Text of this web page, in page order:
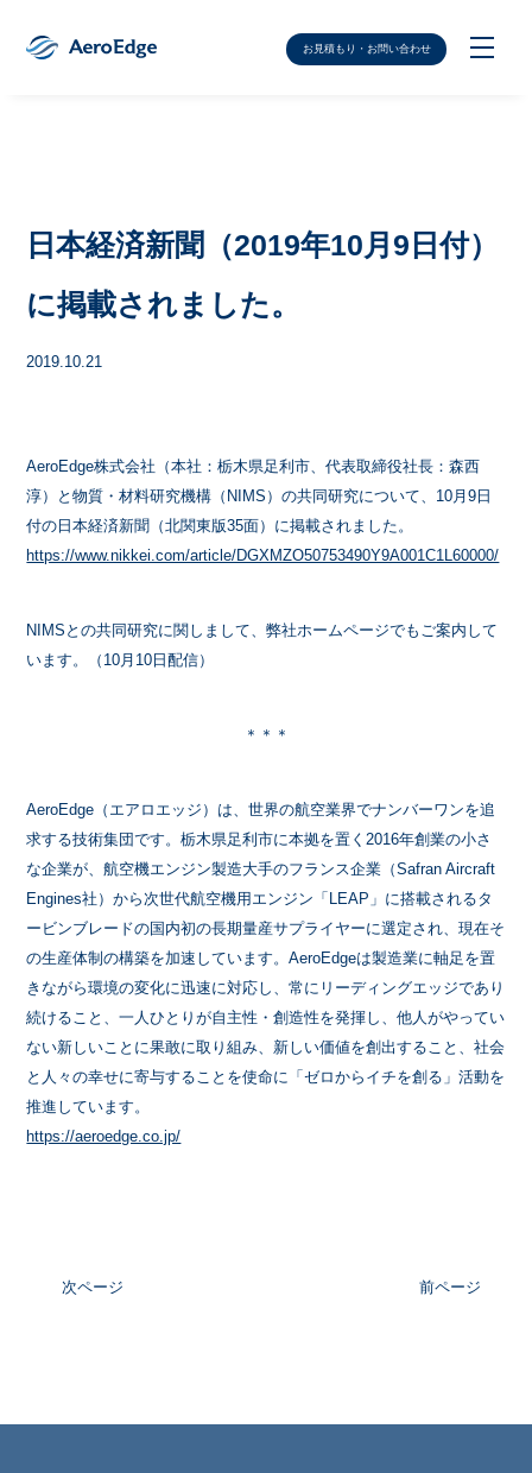
お見積もり・お問い合わせ
日本経済新聞（2019年10月9日付）
に掲載されました。
2019.10.21
AeroEdge株式会社（本社：栃木県足利市、代表取締役社長：森西
淳）と物質・材料研究機構（NIMS）の共同研究について、10月9日
付の日本経済新聞（北関東版35面）に掲載されました。
https://www.nikkei.com/article/DGXMZO50753490Y9A001C1L60000/
NIMSとの共同研究に関しまして、弊社ホームページでもご案内して
います。（10月10日配信）
＊＊＊
AeroEdge（エアロエッジ）は、世界の航空業界でナンバーワンを追
求する技術集団です。栃木県足利市に本拠を置く2016年創業の小さ
な企業が、航空機エンジン製造大手のフランス企業（Safran Aircraft
Engines社）から次世代航空機用エンジン「LEAP」に搭載されるタ
ービンブレードの国内初の長期量産サプライヤーに選定され、現在そ
の生産体制の構築を加速しています。AeroEdgeは製造業に軸足を置
きながら環境の変化に迅速に対応し、常にリーディングエッジであり
続けること、一人ひとりが自主性・創造性を発揮し、他人がやってい
ない新しいことに果敢に取り組み、新しい価値を創出すること、社会
と人々の幸せに寄与することを使命に「ゼロからイチを創る」活動を
推進しています。
https://aeroedge.co.jp/
前ページ
次ページ